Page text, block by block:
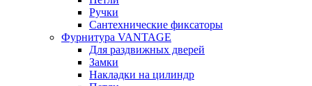
Ручки
Сантехнические фиксаторы
Фурнитура VANTAGE
Для раздвижных дверей
Замки
Накладки на цилиндр